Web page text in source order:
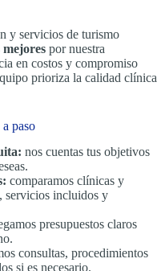
y servicios de turismo
mejores por nuestra
en costos y compromiso
prioriza la calidad clínica
paso
nos cuentas tus objetivos
comparamos clínicas y
servicios incluidos y
presupuestos claros
consultas, procedimientos
si es necesario.